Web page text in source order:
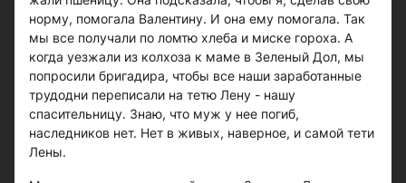
норму, помогала Валентину. И она ему помогала. Так
мы все получали по ломтю хлеба и миске гороха. А
когда уезжали из колхоза к маме в Зеленый Дол, мы
попросили бригадира, чтобы все наши заработанные
трудодни переписали на тетю Лену - нашу
спасительницу. Знаю, что муж у нее погиб,
наследников нет. Нет в живых, наверное, и самой тети
Лены.